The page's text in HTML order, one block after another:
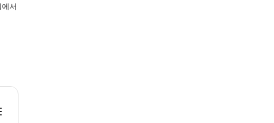
서
일에 휴관합니다. 최신 운영 시간은 웹사이트 www.ulstertransportmuseum.org 에서 확인